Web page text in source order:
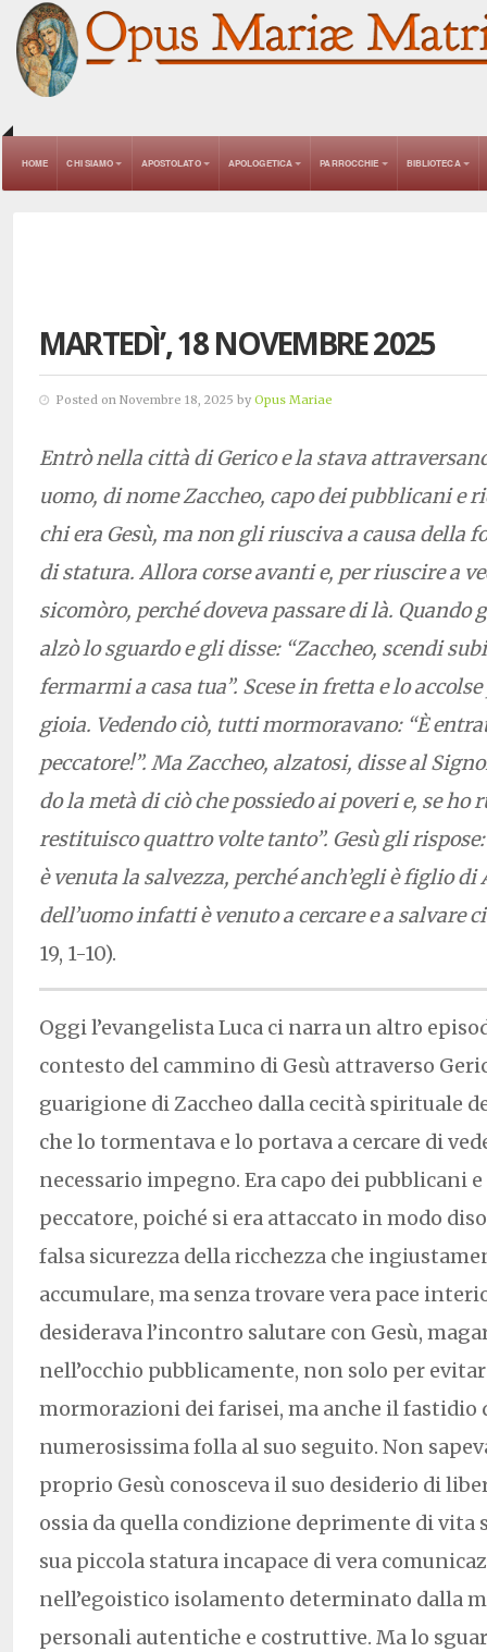
HOME CHI SIAMO APOSTOLATO APOLOGETICA PARROCCHIE BIBLIOTECA
MARTEDÌ’, 18 NOVEMBRE 2025
Posted on Novembre 18, 2025 by Opus Mariae
Entrò nella città di Gerico e la stava
uomo, di nome Zaccheo, capo dei pubblicani e
chi era Gesù, ma non gli riusciva a causa della
di statura. Allora corse avanti e, per riuscire a
sicomòro, perché doveva passare di là. Quando
alzò lo sguardo e gli disse: “Zaccheo, scendi
fermarmi a casa tua”. Scese in fretta e lo
gioia. Vedendo ciò, tutti mormoravano: “È
peccatore!”. Ma Zaccheo, alzatosi, disse al
do la metà di ciò che possiedo ai poveri e, se ho
restituisco quattro volte tanto”. Gesù gli
è venuta la salvezza, perché anch’egli è figlio
dell’uomo infatti è venuto a cercare e a salvare
19, 1-10).
Oggi l’evangelista Luca ci narra un altro
contesto del cammino di Gesù attraverso
guarigione di Zaccheo dalla cecità spirituale
che lo tormentava e lo portava a cercare di
necessario impegno. Era capo dei pubblicani e
peccatore, poiché si era attaccato in modo
falsa sicurezza della ricchezza che
accumulare, ma senza trovare vera pace
desiderava l’incontro salutare con Gesù,
nell’occhio pubblicamente, non solo per
mormorazioni dei farisei, ma anche il fastidio
numerosissima folla al suo seguito. Non
proprio Gesù conosceva il suo desiderio di
ossia da quella condizione deprimente di vita
sua piccola statura incapace di vera
nell’egoistico isolamento determinato dalla
personali autentiche e costruttive. Ma lo